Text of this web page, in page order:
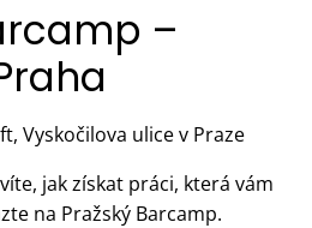
–
Vyskočilova ulice v Praze
jak získat práci, která vám
na Pražský Barcamp.